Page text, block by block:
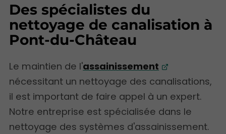
Des spécialistes du
nettoyage de canalisation à
Pont-du-Château
Le maintien de l'assainissement
nécessitant un nettoyage des canalisations,
il est important de faire appel à un expert.
Notre entreprise est spécialisée dans le
nettoyage des systèmes d'assainissement.